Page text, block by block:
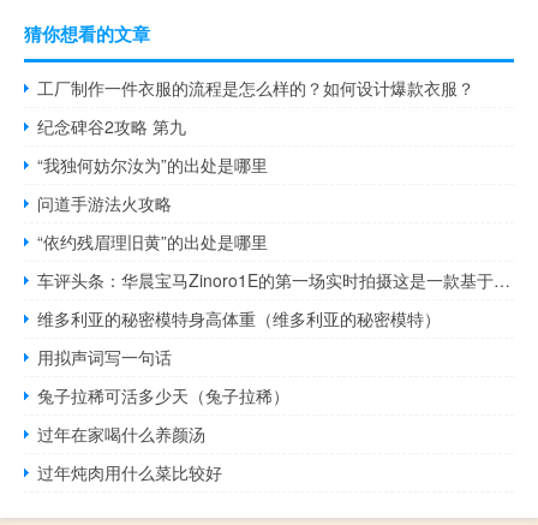
猜你想看的文章
工厂制作一件衣服的流程是怎么样的？如何设计爆款衣服？
纪念碑谷2攻略 第九
“我独何妨尔汝为”的出处是哪里
问道手游法火攻略
“依约残眉理旧黄”的出处是哪里
车评头条：华晨宝马Zinoro1E的第一场实时拍摄这是一款基于BMWX1的全电动汽车
维多利亚的秘密模特身高体重（维多利亚的秘密模特）
用拟声词写一句话
兔子拉稀可活多少天（兔子拉稀）
过年在家喝什么养颜汤
过年炖肉用什么菜比较好